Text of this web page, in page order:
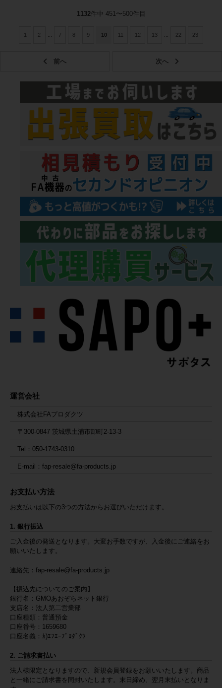
1132件中 451〜500件目
1 2 7 8 9 10 11 12 13 22 23
運営会社
株式会社FAプロダクツ
〒300-0847 茨城県土浦市卸町2-13-3
Tel：050-1743-0310
E-mail：fap-resale@fa-products.jp
お支払い方法
お支払いは以下の3つの方法からお選びいただけます。
1. 銀行振込
ご入金後の発送となります。大変お手数ですが、入金後にご連絡をお
願いいたします。
連絡先： fap-resale@fa-products.jp
【振込先についてのご案内】
銀行名：GMOあおぞらネット銀行
支店名：法人第二営業部
口座種類：普通預金
口座番号：1659680
口座名義：ｶ)ｴﾌｴｰﾌﾟﾛﾀﾞｸﾂ
2. ご請求書払い
法人様限定となりますので、新規会員登録をお願いいたします。商品
と一緒にご請求書を同封いたします。末日締め、翌月末払いとなりま